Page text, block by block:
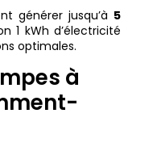
générer jusqu’à 5
1 kWh d’électricité
optimales.
à